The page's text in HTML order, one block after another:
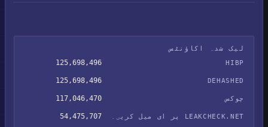
لیک شدہ اکاؤنٹس
HIBP
125,698,496
DEHASHED
125,698,496
چوکس 117,046,470
LEAKCHECK.NET پر ای میل کریں۔ 54,475,707